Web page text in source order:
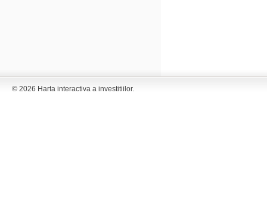
© 2026 Harta interactiva a investitiilor.